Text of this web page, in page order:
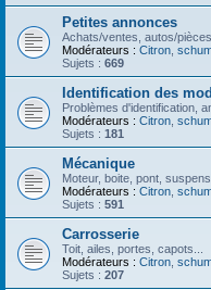
Petites annonces
Achats/ventes, autos/pièces
Modérateurs : Citron
Sujets : 669
Identification des
Problèmes d'identification,
Modérateurs : Citron
Sujets : 181
Mécanique
Moteur, boite, pont,
Modérateurs : Citron
Sujets : 591
Carrosserie
Toit, ailes, portes, capots...
Modérateurs : Citron
Sujets : 207